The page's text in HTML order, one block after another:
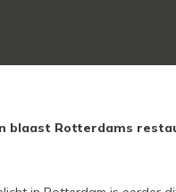
blaast Rotterdams